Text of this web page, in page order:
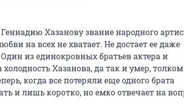
Хазанову звание народного
на всех не хватает. Не достает ее даже
из единокровных братьев актера и
Хазанова, да так и умер,
когда все потеряли еще одного брата
и лишь коротко, но емко отвечает на